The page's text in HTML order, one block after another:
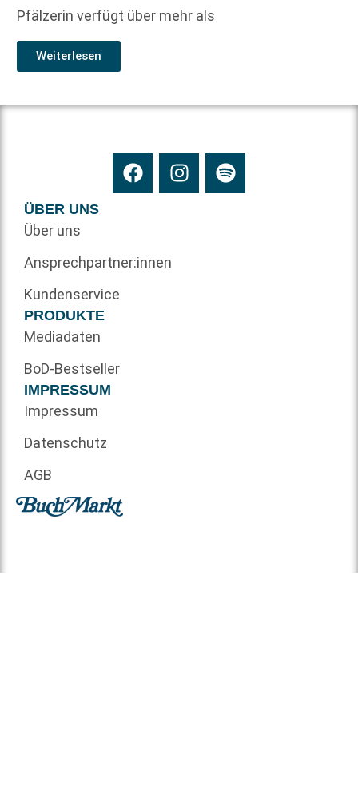
Pfälzerin verfügt über mehr als
Weiterlesen
ÜBER UNS
Über uns
Ansprechpartner:innen
Kundenservice
PRODUKTE
Mediadaten
BoD-Bestseller
IMPRESSUM
Impressum
Datenschutz
AGB